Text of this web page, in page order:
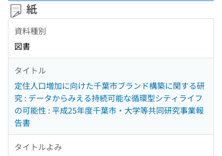
紙
資料種別
図書
タイトル
定住人口増加に向けた千葉市ブランド構築に関する研
究 : データからみえる持続可能な循環型シティライフ
の可能性 : 平成25年度千葉市・大学等共同研究事業報
告書
タイトルよみ